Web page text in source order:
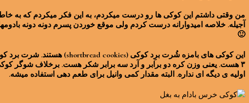
بغل
من وقتی داشتم این کوکی ها رو درست میکردم، به این فکر میکردم که به
آجیله. خلاصه امیدوارانه درست کردم ولی موقع خوردن پسرم دونه دونه
🙂
۳ هست. یعنی وزن کره دو برابر و آرد سه برابر شکر هست. برخلاف شوگر
اولیه ی دیگه ای نداره. البته مقدار کمی وانیل برای طعم دهی استفاده میشه.